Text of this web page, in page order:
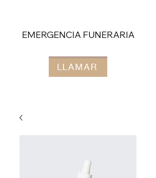
EMERGENCIA FUNERARIA
LLAMAR